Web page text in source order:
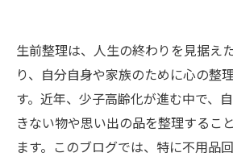
生前整理は、人生の終わりを見据え
り、自分自身や家族のために心の整
す。近年、少子高齢化が進む中で、
きない物や思い出の品を整理するこ
ます。このブログでは、特に不用品